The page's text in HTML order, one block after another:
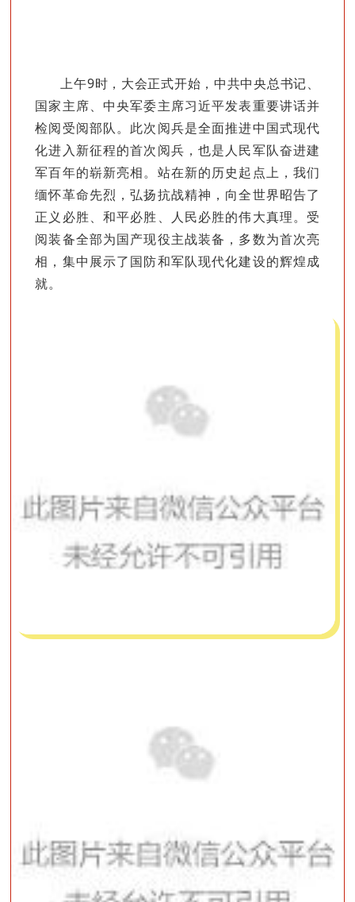
上午9时，大会正式开始，中共中央总书记、
国家主席、中央军委主席习近平发表重要讲话并
检阅受阅部队。此次阅兵是全面推进中国式现代
化进入新征程的首次阅兵，也是人民军队奋进建
军百年的崭新亮相。站在新的历史起点上，我们
缅怀革命先烈，弘扬抗战精神，向全世界昭告了
正义必胜、和平必胜、人民必胜的伟大真理。受
阅装备全部为国产现役主战装备，多数为首次亮
相，集中展示了国防和军队现代化建设的辉煌成
就。